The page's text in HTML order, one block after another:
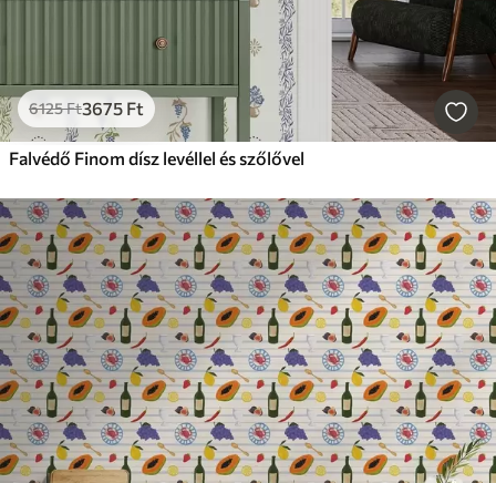
6125Ft3675 Ft
Falvédő Finom dísz levéllel és szőlővel